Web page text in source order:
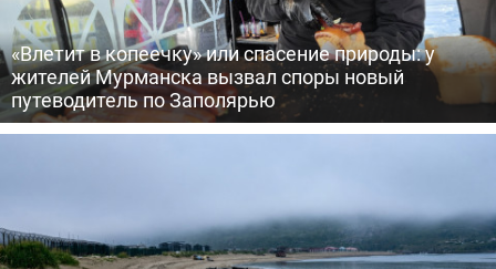
«Влетит в копеечку» или спасение природы: у
жителей Мурманска вызвал споры новый
путеводитель по Заполярью